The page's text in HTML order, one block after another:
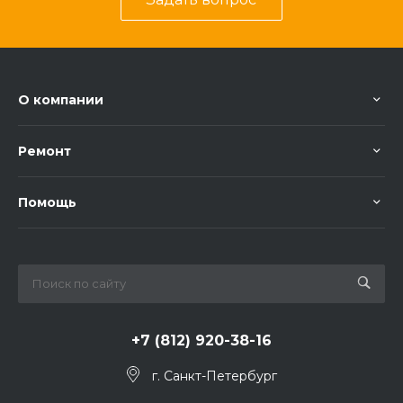
О компании
Ремонт
Помощь
+7 (812) 920-38-16
г. Санкт-Петербург